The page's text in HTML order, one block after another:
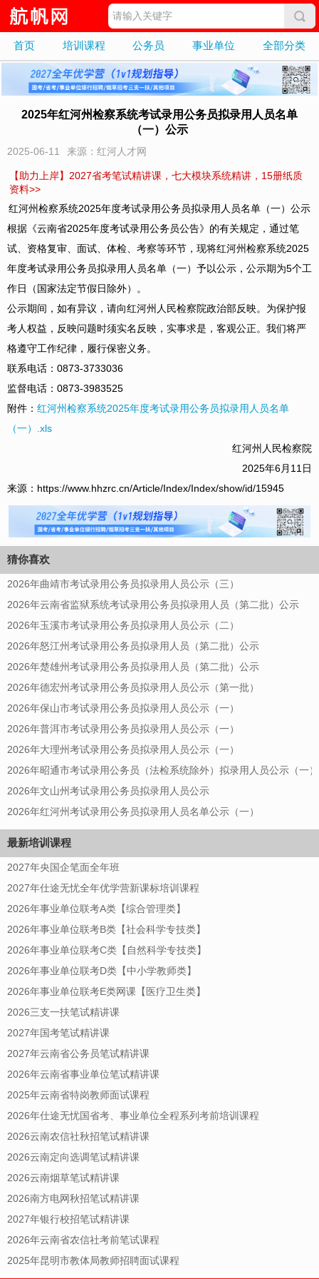
首页 培训课程 公务员 事业单位 全部分类
2025年红河州检察系统考试录用公务员拟录用人员名单
（一）公示
2025-06-11 来源：红河人才网
【助力上岸】2027省考笔试精讲课，七大模块系统精讲，15册纸质
资料>>
红河州检察系统2025年度考试录用公务员拟录用人员名单（一）公示
根据《云南省2025年度考试录用公务员公告》的有关规定，通过笔
试、资格复审、面试、体检、考察等环节，现将红河州检察系统2025
年度考试录用公务员拟录用人员名单（一）予以公示，公示期为5个工
作日（国家法定节假日除外）。
公示期间，如有异议，请向红河州人民检察院政治部反映。为保护报
考人权益，反映问题时须实名反映，实事求是，客观公正。我们将严
格遵守工作纪律，履行保密义务。
联系电话：0873-3733036
监督电话：0873-3983525
附件： 红河州检察系统2025年度考试录用公务员拟录用人员名单
（一）.xls
红河州人民检察院
2025年6月11日
来源：https://www.hhzrc.cn/Article/Index/Index/show/id/15945
猜你喜欢
2026年曲靖市考试录用公务员拟录用人员公示（三）
2026年云南省监狱系统考试录用公务员拟录用人员（第二批）公示
2026年玉溪市考试录用公务员拟录用人员公示（二）
2026年怒江州考试录用公务员拟录用人员（第二批）公示
2026年楚雄州考试录用公务员拟录用人员（第二批）公示
2026年德宏州考试录用公务员拟录用人员公示（第一批）
2026年保山市考试录用公务员拟录用人员公示（一）
2026年普洱市考试录用公务员拟录用人员公示（一）
2026年大理州考试录用公务员拟录用人员公示（一）
2026年昭通市考试录用公务员（法检系统除外）拟录用人员公示（一）
2026年文山州考试录用公务员拟录用人员公示
2026年红河州考试录用公务员拟录用人员名单公示（一）
最新培训课程
2027年央国企笔面全年班
2027年仕途无忧全年优学营新课标培训课程
2026年事业单位联考A类【综合管理类】
2026年事业单位联考B类【社会科学专技类】
2026年事业单位联考C类【自然科学专技类】
2026年事业单位联考D类【中小学教师类】
2026年事业单位联考E类网课【医疗卫生类】
2026三支一扶笔试精讲课
2027年国考笔试精讲课
2027年云南省公务员笔试精讲课
2026年云南省事业单位笔试精讲课
2025年云南省特岗教师面试课程
2026年仕途无忧国省考、事业单位全程系列考前培训课程
2026云南农信社秋招笔试精讲课
2026云南定向选调笔试精讲课
2026云南烟草笔试精讲课
2026南方电网秋招笔试精讲课
2027年银行校招笔试精讲课
2026年云南省农信社考前笔试课程
2025年昆明市教体局教师招聘面试课程